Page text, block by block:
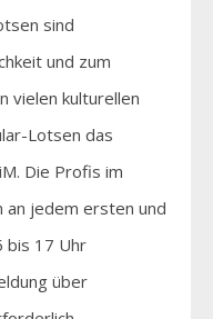
sind
und zum
vielen kulturellen
Lotsen das
Die Profis im
an jedem ersten und
bis 17 Uhr
über